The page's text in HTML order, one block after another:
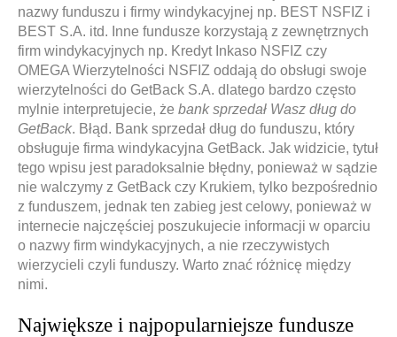
nazwy funduszu i firmy windykacyjnej np. BEST NSFIZ i
BEST S.A. itd. Inne fundusze korzystają z zewnętrznych
firm windykacyjnych np. Kredyt Inkaso NSFIZ czy
OMEGA Wierzytelności NSFIZ oddają do obsługi swoje
wierzytelności do GetBack S.A. dlatego bardzo często
mylnie interpretujecie, że bank sprzedał Wasz dług do
GetBack. Błąd. Bank sprzedał dług do funduszu, który
obsługuje firma windykacyjna GetBack. Jak widzicie, tytuł
tego wpisu jest paradoksalnie błędny, ponieważ w sądzie
nie walczymy z GetBack czy Krukiem, tylko bezpośrednio
z funduszem, jednak ten zabieg jest celowy, ponieważ w
internecie najczęściej poszukujecie informacji w oparciu
o nazwy firm windykacyjnych, a nie rzeczywistych
wierzycieli czyli funduszy. Warto znać różnicę między
nimi.
Największe i najpopularniejsze fundusze